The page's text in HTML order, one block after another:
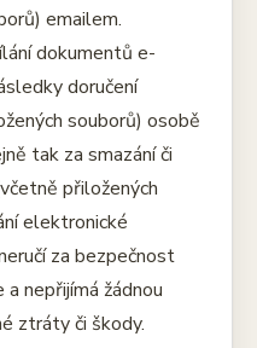
emailem.
dokumentů e-
doručení
souborů) osobě
tak za smazání či
přiložených
elektronické
za bezpečnost
nepřijímá žádnou
ztráty či škody.